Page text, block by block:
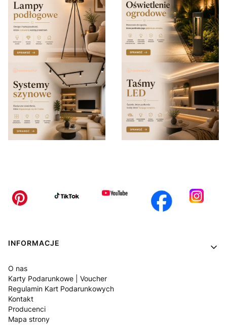
Linki w stopce
INFORMACJE
O nas
Karty Podarunkowe | Voucher
Regulamin Kart Podarunkowych
Kontakt
Producenci
Mapa strony